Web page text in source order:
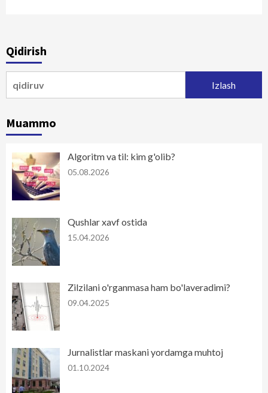
Qidirish
Muammo
Algoritm va til: kim g'olib?
05.08.2026
Qushlar xavf ostida
15.04.2026
Zilzilani o'rganmasa ham bo'laveradimi?
09.04.2025
Jurnalistlar maskani yordamga muhtoj
01.10.2024